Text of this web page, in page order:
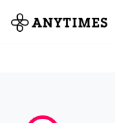
全て